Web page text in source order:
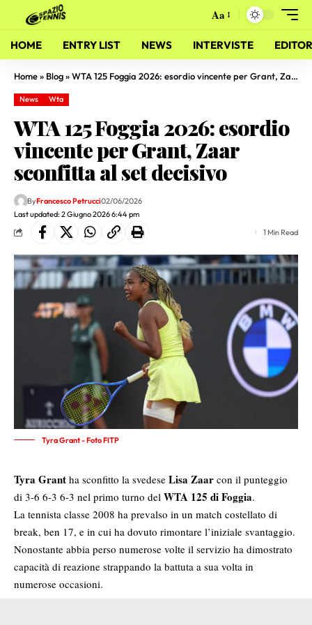
Aa
HOME ENTRY LIST NEWS INTERVISTE
Home» Blog»WTA 125 Foggia 2026: esordio vincente per Grant, Zaar sconfitta al set decisivo
News Wta
WTA 125 Foggia 2026: esordio
vincente per Grant, Zaar
sconfitta al set decisivo
Last updated: 2 Giugno 2026 6:44 pm
ByFrancesco Petrucci02/06/2026
1 Min Read
Tyra Grant - Foto FITP
Tyra Grant ha sconfitto la svedese Lisa Zaar con il punteggio
di 3-6 6-3 6-3 nel primo turno del WTA 125 di Foggia.
La tennista classe 2008 ha prevalso in un match costellato di
break, ben 17, e in cui ha dovuto rimontare l’iniziale svantaggio.
Nonostante abbia perso numerose volte il servizio ha dimostrato
capacità di reazione strappando la battuta a sua volta in
numerose occasioni.